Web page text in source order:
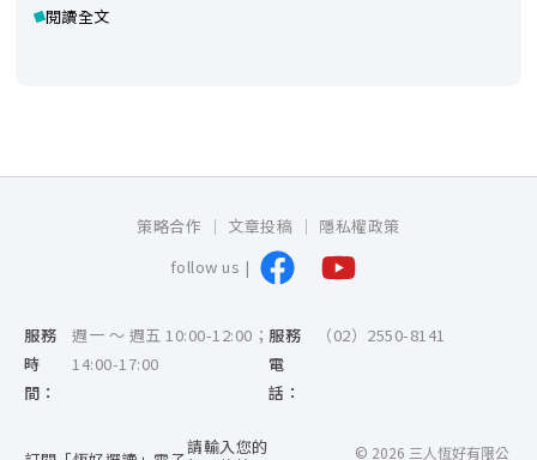
閱讀全文
服務
時
間：
週一 ～ 週五 10:00-12:00；
14:00-17:00
服務
電
話：
（02）2550-8141
請輸入您的
© 2026 三人恆好有限公
策略合作 文章投稿
隱私權政策
follow us |